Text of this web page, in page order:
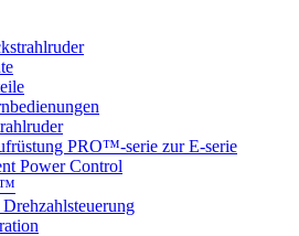
PRO™-serie zur E-serie
Power Control